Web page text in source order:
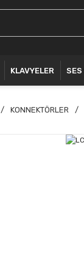
KLAVYELER SES
KONNEKTÖRLER